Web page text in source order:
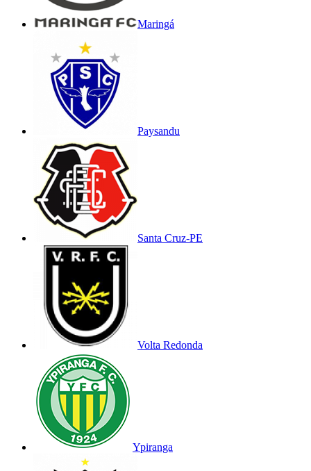
Maringá
Paysandu
Santa Cruz-PE
Volta Redonda
Ypiranga